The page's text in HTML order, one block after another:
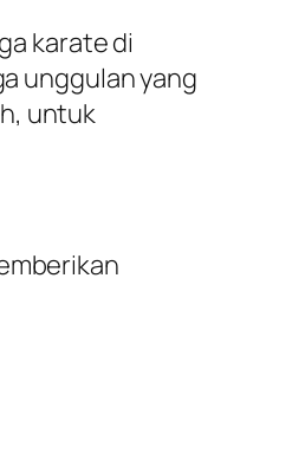
karate di
unggulan yang
untuk